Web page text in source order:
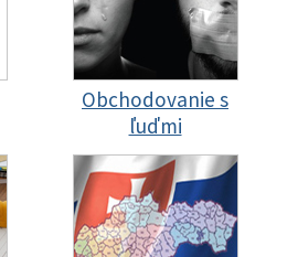
Obchodovanie s
ľuďmi